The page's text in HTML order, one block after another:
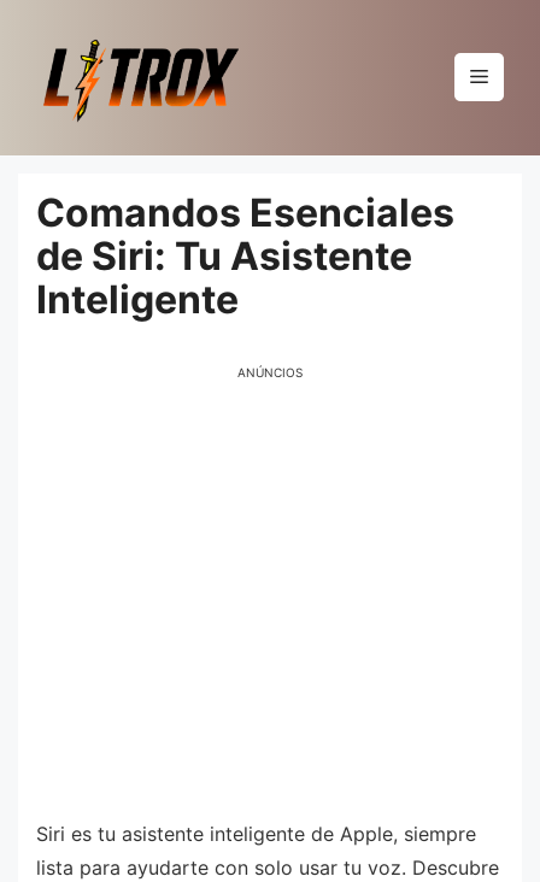
conteúdo
Menu
Comandos Esenciales
de Siri: Tu Asistente
Inteligente
ANÚNCIOS
Siri es tu asistente inteligente de Apple, siempre
lista para ayudarte con solo usar tu voz. Descubre